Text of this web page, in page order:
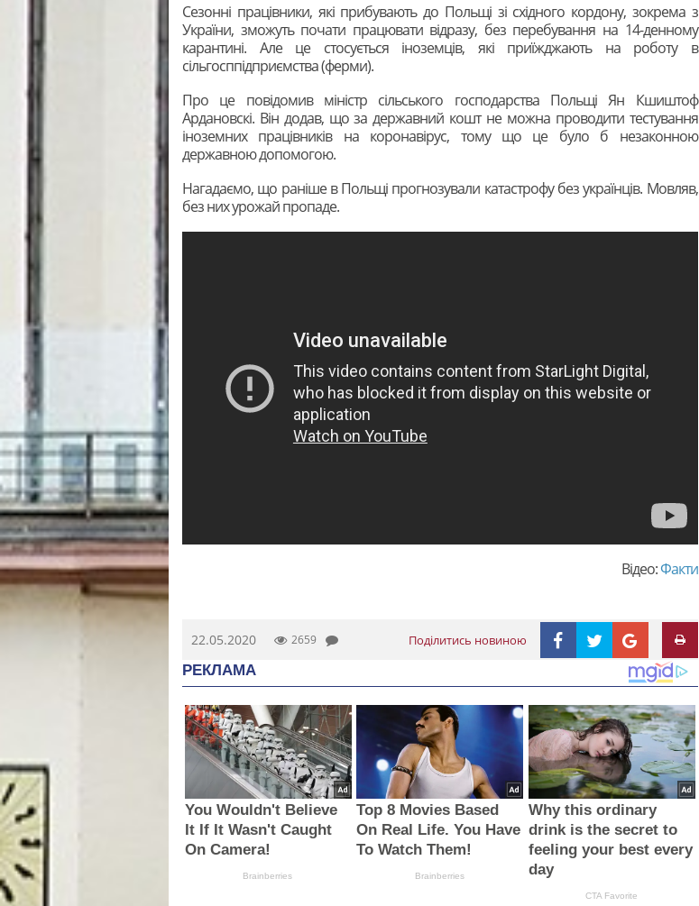
Сезонні працівники, які прибувають до Польщі зі східного кордону, зокрема з
України, зможуть почати працювати відразу, без перебування на 14-денному
карантині. Але це стосується іноземців, які приїжджають на роботу в
сільгосппідприємства (ферми).
Про це повідомив міністр сільського господарства Польщі Ян Кшиштоф
Ардановскі. Він додав, що за державний кошт не можна проводити тестування
іноземних працівників на коронавірус, тому що це було б незаконною
державною допомогою.
Нагадаємо, що раніше в Польщі прогнозували катастрофу без українців. Мовляв,
без них урожай пропаде.
Відео:Факти
22.05.2020 2659 Поділитись новиною
РЕКЛАМА
You Wouldn't Believe
It If It Wasn't Caught
On Camera!
Brainberries
Top 8 Movies Based
On Real Life. You Have
To Watch Them!
Brainberries
Why this ordinary
drink is the secret to
feeling your best every
day
CTA Favorite